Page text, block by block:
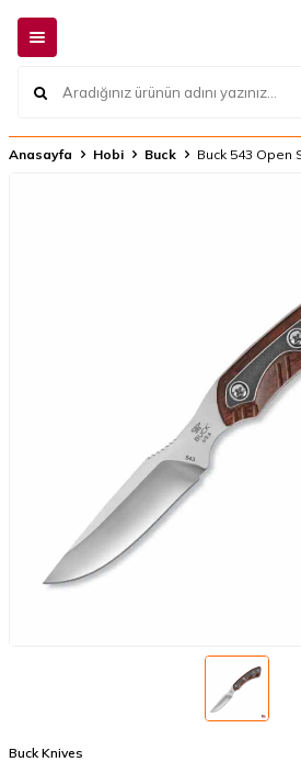
Anasayfa Hobi Buck Buck 543 Open
Buck Knives